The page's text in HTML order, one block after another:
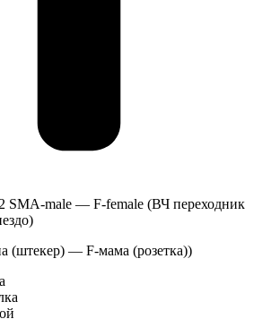
SMA-male — F-female (ВЧ переходник
(штекер) — F-мама (розетка))